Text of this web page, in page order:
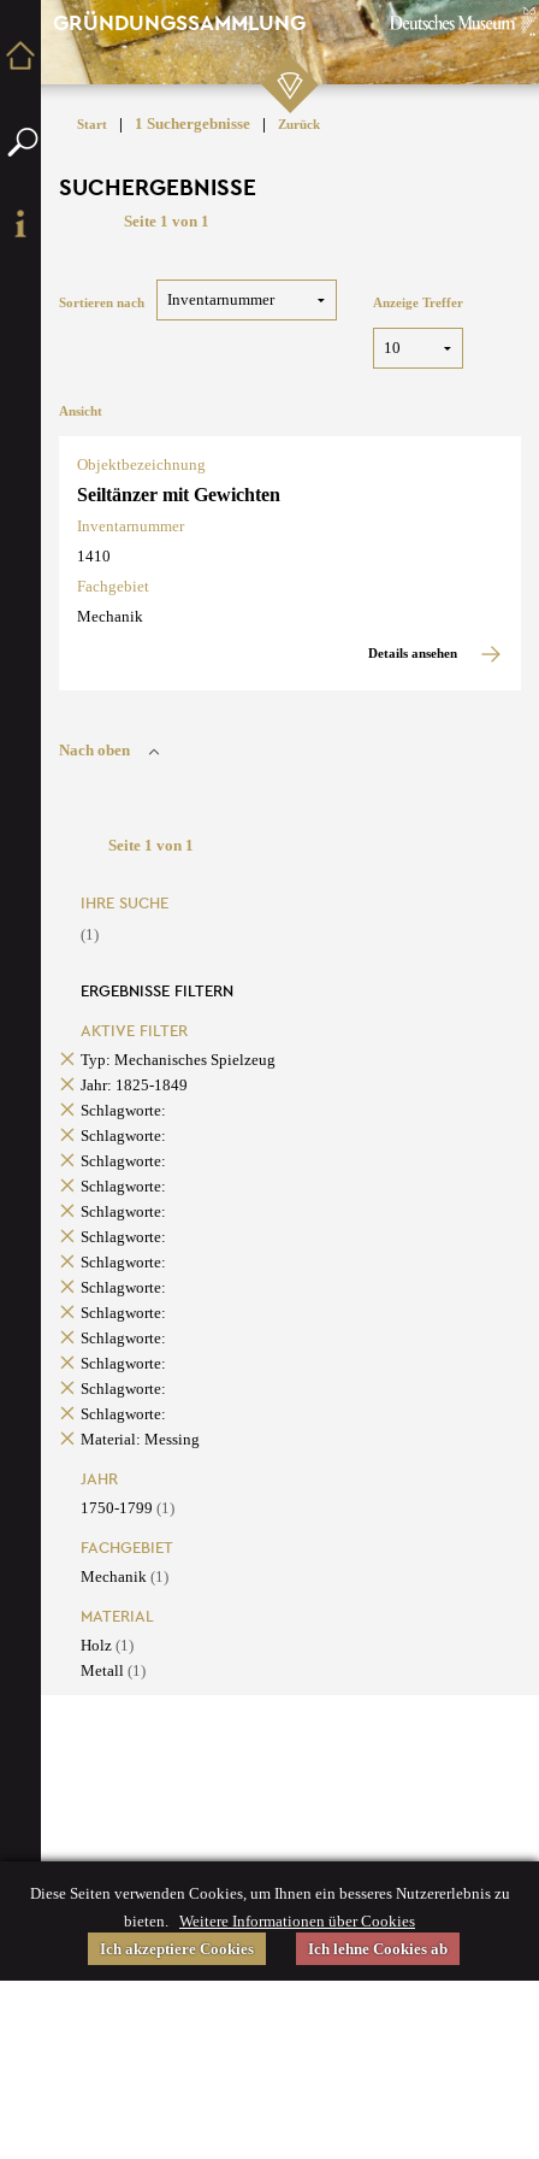
GRÜNDUNGSSAMMLUNG
Start | 1 Suchergebnisse | Zurück
SUCHERGEBNISSE
Seite 1 von 1
Sortieren nach Anzeige Treffer
Ansicht
Objektbezeichnung
Seiltänzer mit Gewichten
Inventarnummer
1410
Fachgebiet
Mechanik
Details ansehen
Nach oben
Seite 1 von 1
IHRE SUCHE
(1)
ERGEBNISSE FILTERN
AKTIVE FILTER
Typ: Mechanisches Spielzeug
Jahr: 1825-1849
Schlagworte:
Schlagworte:
Schlagworte:
Schlagworte:
Schlagworte:
Schlagworte:
Schlagworte:
Schlagworte:
Schlagworte:
Schlagworte:
Schlagworte:
Schlagworte:
Schlagworte:
Material: Messing
JAHR
1750-1799 (1)
FACHGEBIET
Mechanik (1)
MATERIAL
Holz (1)
Metall (1)
Diese Seiten verwenden Cookies, um Ihnen ein besseres Nutzererlebnis zu
bieten. Weitere Informationen über Cookies
Ich akzeptiere Cookies
Ich lehne Cookies ab